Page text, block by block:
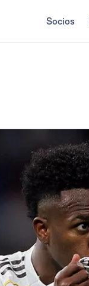
Socios